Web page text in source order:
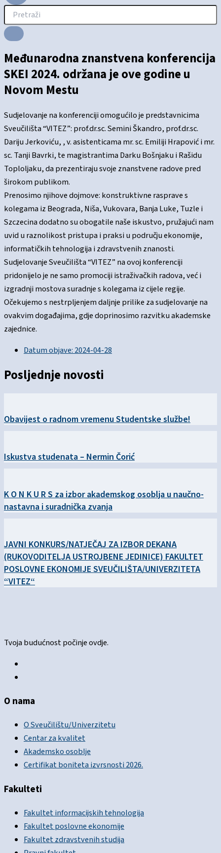
Međunarodna znanstvena konferencija
SKEI 2024. održana je ove godine u
Novom Mestu
Sudjelovanje na konferenciji omogućilo je predstavnicima
Sveučilišta “VITEZ”: prof.dr.sc.Semini Škandro, prof.dr.sc.
Dariju Jerkoviću, , v. asistenticama mr. sc. Emiliji Hrapović i mr.
sc. Tanji Bavrki, te magistrantima Darku Bošnjaku i Rašidu
Toploljaku, da prezentiraju svoje znanstvene radove pred
širokom publikom.
Prenosimo njihove dojmove: konstruktivne rasprave s
kolegama iz Beograda, Niša, Vukovara, Banja Luke, Tuzle i
Szczecina dodatno su obogatile naše iskustvo, pružajući nam
uvid u raznolikost pristupa i praksi u području ekonomije,
informatičkih tehnologija i zdravstvenih znanosti.
Sudjelovanje Sveučilišta “VITEZ” na ovoj konferenciji
pridonijelo je ne samo promociji istraživačkih radova, već i
izgradnji mostova suradnje s kolegama iz cijele regije.
Očekujemo s nestrpljenjem daljnje prilike za sudjelovanje na
ovakvim događajima, gdje doprinosimo razvitku akademske
zajednice.
Datum objave:2024-04-28
Posljednje novosti
Obavijest o radnom vremenu Studentske službe!
Iskustva studenata – Nermin Čorić
K O N K U R S za izbor akademskog osoblja u naučno-
nastavna i suradnička zvanja
JAVNI KONKURS/NATJEČAJ ZA IZBOR DEKANA
(RUKOVODITELJA USTROJBENE JEDINICE) FAKULTET
POSLOVNE EKONOMIJE SVEUČILIŠTA/UNIVERZITETA
“VITEZ“
Tvoja budućnost počinje ovdje.
O nama
O Sveučilištu/Univerzitetu
Centar za kvalitet
Akademsko osoblje
Certifikat boniteta izvrsnosti 2026.
Fakulteti
Fakultet informacijskih tehnologija
Fakultet poslovne ekonomije
Fakultet zdravstvenih studija